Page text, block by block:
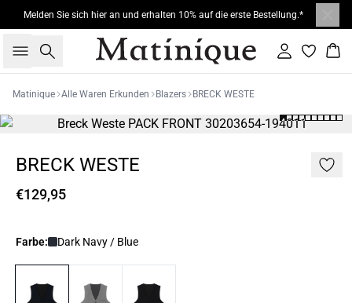
Melden Sie sich hier an und erhalten 10% auf die erste Bestellung.*
Suche Einloggen
Matinique Alle Waren Erkunden Blazers BRECK WESTE
BRECK WESTE
€129,95
Farbe: Dark Navy / Blue